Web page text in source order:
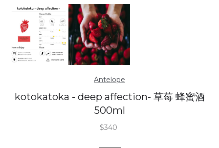
Antelope
kotokatoka - deep affection- 草莓 蜂蜜酒
500ml
$340